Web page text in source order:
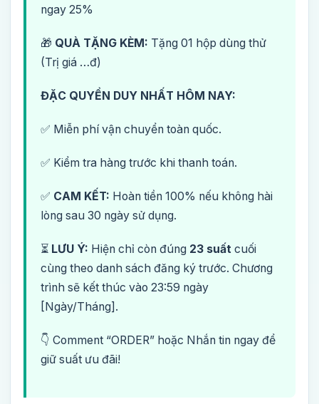
ngay 25%
🎁 QUÀ TẶNG KÈM: Tặng 01 hộp dùng thử
(Trị giá …đ)
ĐẶC QUYỀN DUY NHẤT HÔM NAY:
✅ Miễn phí vận chuyển toàn quốc.
✅ Kiểm tra hàng trước khi thanh toán.
✅ CAM KẾT: Hoàn tiền 100% nếu không hài
lòng sau 30 ngày sử dụng.
⏳ LƯU Ý: Hiện chỉ còn đúng 23 suất cuối
cùng theo danh sách đăng ký trước. Chương
trình sẽ kết thúc vào 23:59 ngày
[Ngày/Tháng].
👇 Comment “ORDER” hoặc Nhắn tin ngay để
giữ suất ưu đãi!